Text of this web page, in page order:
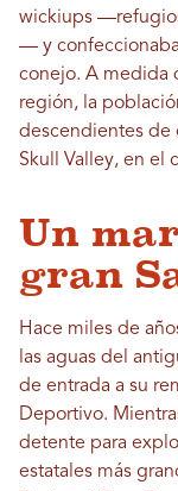
wickiups
— y
conejo. A medida
región, la
descendientes de
Skull Valley, en el
Un
gran
Hace miles de
las aguas del
de entrada a su
Deportivo.
detente para
estatales más